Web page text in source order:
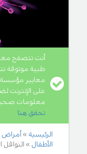
أنت تتصفح
طبية موثوقة
معايير
على الإنترنت
معلومات
تحقق هنا.
الرئيسية أمراض
الأطفال